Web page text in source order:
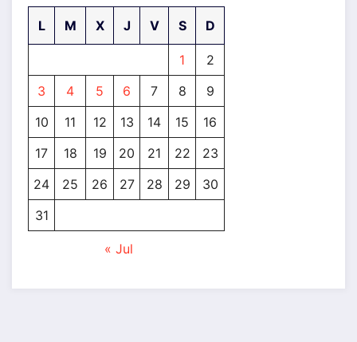
L M X J V S D
1
2
3
4 5 6 7 8
9
10
11 12 13 14 15
16
17
18 19 20 21 22
23
24
25 26 27 28 29
30
31
« Jul